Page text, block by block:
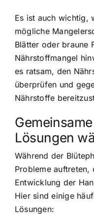
Es ist auch wichtig,
mögliche
Blätter oder braune
Nährstoffmangel
es ratsam, den
überprüfen und
Nährstoffe
Lösungen
Während der
Probleme auftreten,
Entwicklung der
Hier sind einige
Lösungen: